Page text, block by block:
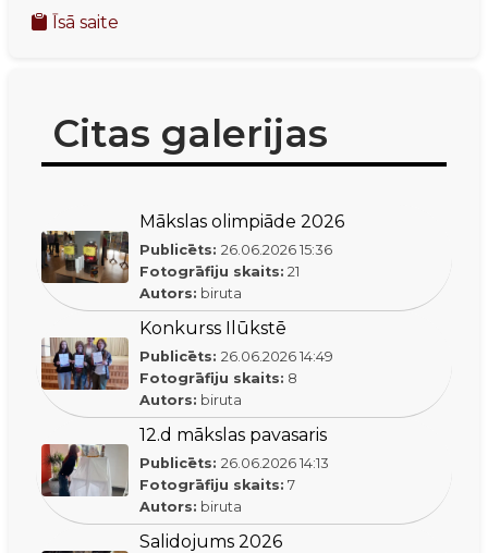
Īsā saite
Citas galerijas
Mākslas olimpiāde 2026
Publicēts: 26.06.2026 15:36
Fotogrāfiju skaits: 21
Autors: biruta
Konkurss Ilūkstē
Publicēts: 26.06.2026 14:49
Fotogrāfiju skaits: 8
Autors: biruta
12.d mākslas pavasaris
Publicēts: 26.06.2026 14:13
Fotogrāfiju skaits: 7
Autors: biruta
Salidojums 2026